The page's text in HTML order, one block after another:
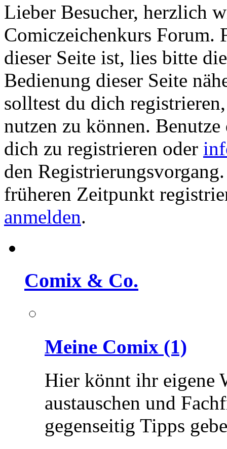
Lieber Besucher, herzlich
Comiczeichenkurs Forum.
dieser Seite ist, lies bitte
Bedienung dieser Seite
solltest du dich
nutzen zu können.
dich zu registrieren oder
den
früheren Zeitpunkt
anmelden.
Comix & Co.
Meine Comix (1)
Hier könnt ihr eigene
austauschen und
gegenseitig Tipps